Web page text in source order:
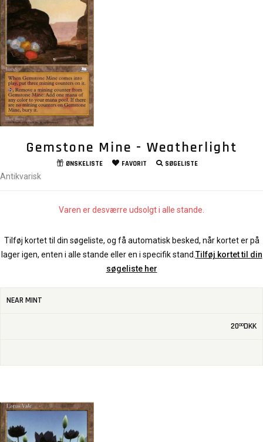
Gemstone Mine - Weatherlight
ØNSKELISTE FAVORIT SØGELISTE
Antikvarisk
Varen er desværre udsolgt i alle stande.
Tilføj kortet til din søgeliste, og få automatisk besked, når kortet er på
lager igen, enten i alle stande eller en i specifik stand.Tilføj kortet til din
søgeliste her
NEAR MINT
2000DKK